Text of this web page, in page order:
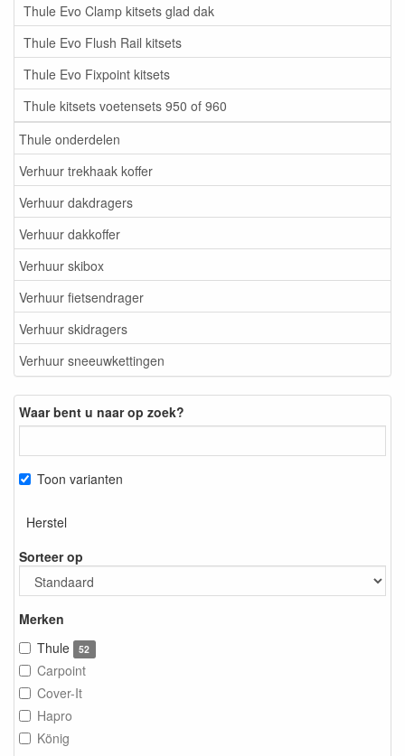
Thule Evo Clamp kitsets glad dak
Thule Evo Flush Rail kitsets
Thule Evo Fixpoint kitsets
Thule kitsets voetensets 950 of 960
Thule onderdelen
Verhuur trekhaak koffer
Verhuur dakdragers
Verhuur dakkoffer
Verhuur skibox
Verhuur fietsendrager
Verhuur skidragers
Verhuur sneeuwkettingen
Waar bent u naar op zoek?
Toon varianten
Herstel
Sorteer op
Merken
Thule
52
Carpoint
Cover-It
Hapro
König